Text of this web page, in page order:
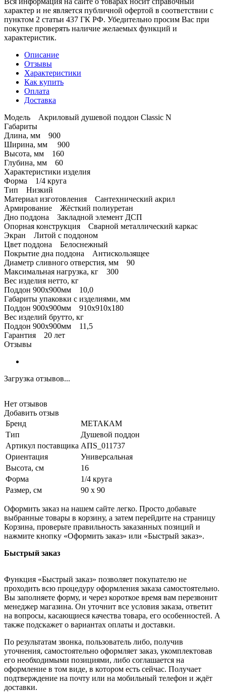
характер и не является публичной офертой в соответствии с
пунктом 2 статьи 437 ГК РФ. Убедительно просим Вас при
покупке проверять наличие желаемых функций и
характеристик.
Описание
Отзывы
Характеристики
Как купить
Оплата
Доставка
Модель Акриловый душевой поддон Classic N
Габариты
Длина, мм 900
Ширина, мм 900
Высота, мм 160
Глубина, мм 60
Характеристики изделия
Форма 1/4 круга
Тип Низкий
Материал изготовления Сантехнический акрил
Армирование Жёсткий полиуретан
Дно поддона Закладной элемент ДСП
Опорная конструкция Сварной металлический каркас
Экран Литой с поддоном
Цвет поддона Белоснежный
Покрытие дна поддона Антискользящее
Диаметр сливного отверстия, мм 90
Максимальная нагрузка, кг 300
Вес изделия нетто, кг
Поддон 900х900мм 10,0
Габариты упаковки с изделиями, мм
Поддон 900х900мм 910х910х180
Вес изделий брутто, кг
Поддон 900х900мм 11,5
Гарантия 20 лет
Отзывы
Загрузка отзывов...
Нет отзывов
Добавить отзыв
Бренд
МЕТАКАМ
Тип
Душевой поддон
Артикул поставщика АПS_011737
Ориентация
Универсальная
Высота, см
16
Форма
1/4 круга
Размер, см
90 х 90
Оформить заказ на нашем сайте легко. Просто добавьте
выбранные товары в корзину, а затем перейдите на страницу
Корзина, проверьте правильность заказанных позиций и
нажмите кнопку «Оформить заказ» или «Быстрый заказ».
Быстрый заказ
Функция «Быстрый заказ» позволяет покупателю не
проходить всю процедуру оформления заказа самостоятельно.
Вы заполняете форму, и через короткое время вам перезвонит
менеджер магазина. Он уточнит все условия заказа, ответит
на вопросы, касающиеся качества товара, его особенностей. А
также подскажет о вариантах оплаты и доставки.
По результатам звонка, пользователь либо, получив
уточнения, самостоятельно оформляет заказ, укомплектовав
его необходимыми позициями, либо соглашается на
оформление в том виде, в котором есть сейчас. Получает
подтверждение на почту или на мобильный телефон и ждёт
доставки.